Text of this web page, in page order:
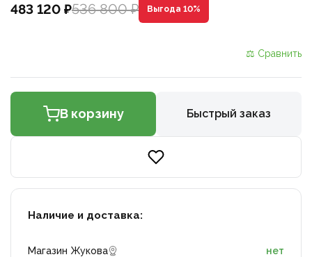
483 120 ₽536 800 ₽ Выгода 10%
⚖ Сравнить
В корзину Быстрый заказ
Наличие и доставка:
Магазин Жукова нет